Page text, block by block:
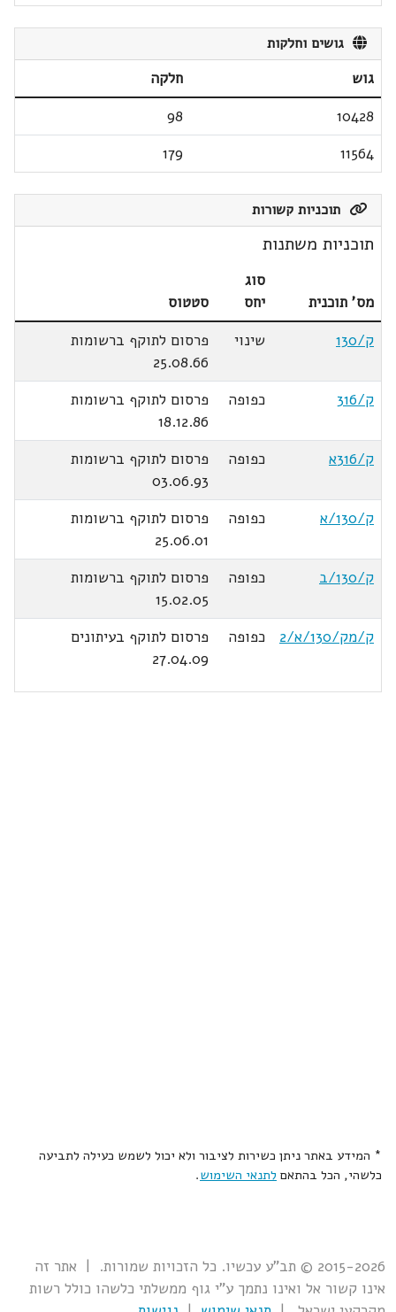
גושים וחלקות
גוש
חלקה
10428
98
11564
179
תוכניות קשורות
תוכניות משתנות
מס' תוכנית
סוג
יחס
סטטוס
ק/130
שינוי
פרסום לתוקף ברשומות
25.08.66
ק/316
כפופה
פרסום לתוקף ברשומות
18.12.86
ק/316א
כפופה
פרסום לתוקף ברשומות
03.06.93
ק/130/א
כפופה
פרסום לתוקף ברשומות
25.06.01
ק/130/ב
כפופה
פרסום לתוקף ברשומות
15.02.05
ק/מק/130/א/2
כפופה
פרסום לתוקף בעיתונים
27.04.09
* המידע באתר ניתן כשירות לציבור ולא יכול לשמש כעילה לתביעה
כלשהי, הכל בהתאם לתנאי השימוש.
2015-2026 © תב"ע עכשיו. כל הזכויות שמורות. | אתר זה
אינו קשור אל ואינו נתמך ע"י גוף ממשלתי כלשהו כולל רשות